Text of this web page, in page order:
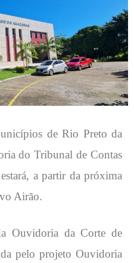
de Rio Preto da
do Tribunal de Contas
a partir da próxima
Airão.
Ouvidoria da Corte de
pelo projeto Ouvidoria